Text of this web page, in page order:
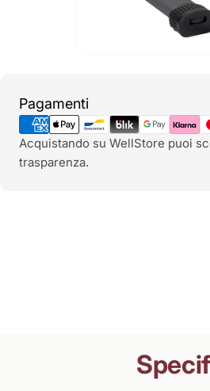
Pagamenti
Metodi
di
pagamento
Acquistando su WellStore puoi
trasparenza.